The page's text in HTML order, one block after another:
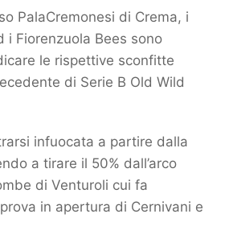
PalaCremonesi di Crema, i
i Fiorenzuola Bees sono
le rispettive sconfitte
di Serie B Old Wild
infuocata a partire dalla
a tirare il 50% dall’arco
di Venturoli cui fa
in apertura di Cernivani e